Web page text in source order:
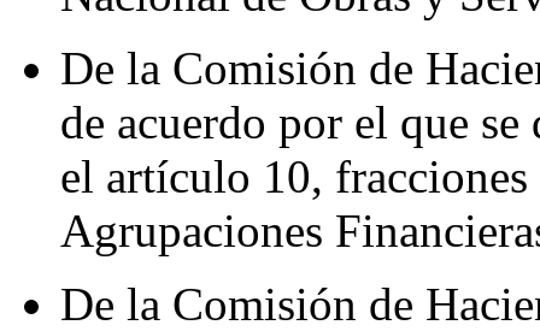
De la Comisión de
de acuerdo por el que
el artículo 10,
Agrupaciones
De la Comisión de